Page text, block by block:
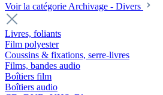
Voir la catégorie Archivage - Divers
Livres, foliants
Film polyester
Coussins & fixations, serre-livres
Films, bandes audio
Boîtiers film
Boîtiers audio